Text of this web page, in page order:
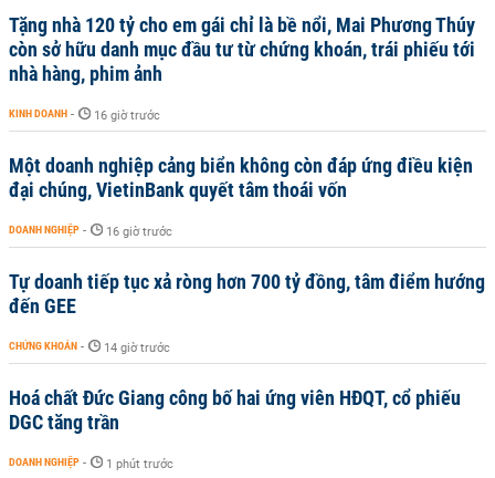
Tặng nhà 120 tỷ cho em gái chỉ là bề nổi, Mai Phương Thúy
còn sở hữu danh mục đầu tư từ chứng khoán, trái phiếu tới
nhà hàng, phim ảnh
KINH DOANH - 16 giờ trước
Một doanh nghiệp cảng biển không còn đáp ứng điều kiện
đại chúng, VietinBank quyết tâm thoái vốn
DOANH NGHIỆP - 16 giờ trước
Tự doanh tiếp tục xả ròng hơn 700 tỷ đồng, tâm điểm hướng
đến GEE
CHỨNG KHOÁN - 14 giờ trước
Hoá chất Đức Giang công bố hai ứng viên HĐQT, cổ phiếu
DGC tăng trần
DOANH NGHIỆP - 1 phút trước